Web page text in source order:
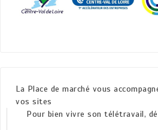
La Place de marché vous
vos sites
Pour bien vivre son télétravail,